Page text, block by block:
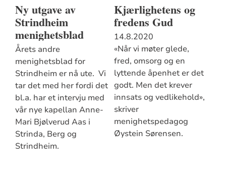
Ny utgave av
Strindheim
menighetsblad
Årets andre
menighetsblad for
Strindheim er nå ute. Vi
tar det med her fordi det
bl.a. har et intervju med
vår nye kapellan Anne-
Mari Bjølverud Aas i
Strinda, Berg og
Strindheim.
Kjærlighetens og
fredens Gud
14.8.2020
«Når vi møter glede,
fred, omsorg og en
lyttende åpenhet er det
godt. Men det krever
innsats og vedlikehold»,
skriver
menighetspedagog
Øystein Sørensen.